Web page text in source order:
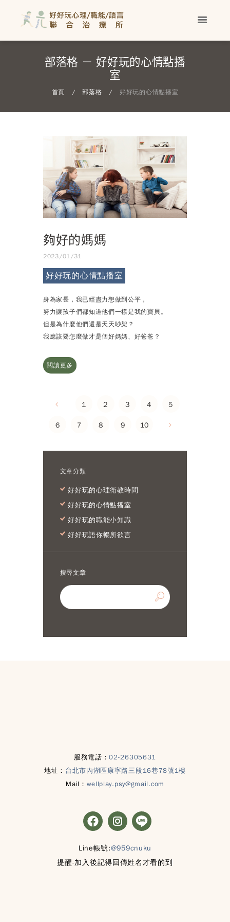
部落格 － 好好玩的心情點播
室
首頁 部落格 好好玩的心情點播室
夠好的媽媽
2023/01/31
好好玩的心情點播室
身為家長，我已經盡力想做到公平，
努力讓孩子們都知道他們一樣是我的寶貝。
但是為什麼他們還是天天吵架？
我應該要怎麼做才是個好媽媽、好爸爸？
閱讀更多
1 2 3 4 5
6 7 8 9 10
文章分類
好好玩的心理衛教時間
好好玩的心情點播室
好好玩的職能小知識
好好玩語你暢所欲言
搜尋文章
服務電話：02-26305631
地址： 台北市內湖區康寧路三段16巷78號1樓
Mail： wellplay.psy@gmail.com
Line帳號:@959cnuku
提醒-加入後記得回傳姓名才看的到